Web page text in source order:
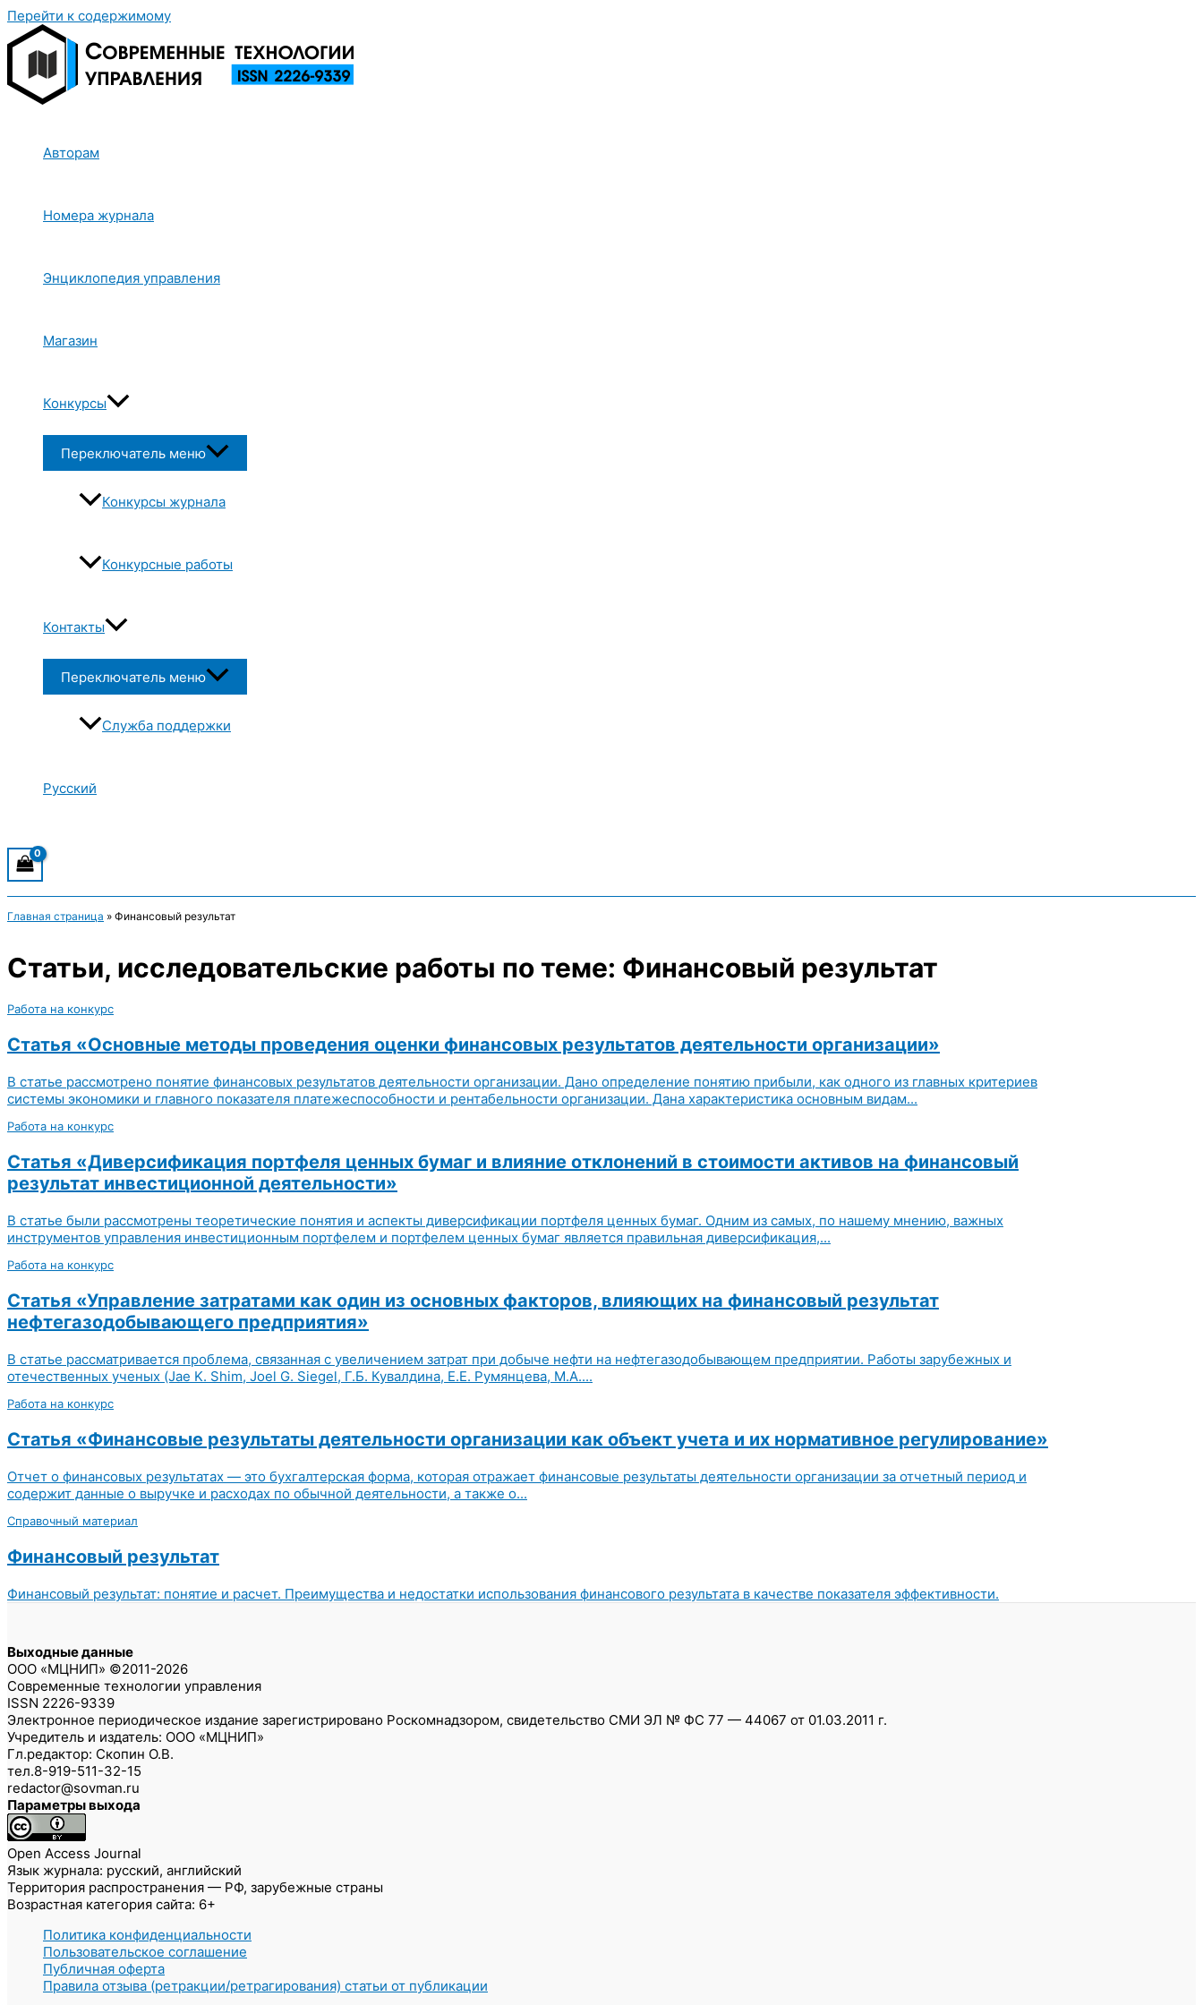
Перейти к содержимому
Авторам
Номера журнала
Энциклопедия управления
Магазин
Конкурсы
Переключатель меню
Конкурсы журнала
Конкурсные работы
Контакты
Переключатель меню
Служба поддержки
Русский
Главная страница » Финансовый результат
Статьи, исследовательские работы по теме: Финансовый результат
Работа на конкурс
Статья «Основные методы проведения оценки финансовых результатов деятельности организации»
В статье рассмотрено понятие финансовых результатов деятельности организации. Дано определение понятию прибыли, как одного из главных критериев
системы экономики и главного показателя платежеспособности и рентабельности организации. Дана характеристика основным видам...
Работа на конкурс
Статья «Диверсификация портфеля ценных бумаг и влияние отклонений в стоимости активов на финансовый
результат инвестиционной деятельности»
В статье были рассмотрены теоретические понятия и аспекты диверсификации портфеля ценных бумаг. Одним из самых, по нашему мнению, важных
инструментов управления инвестиционным портфелем и портфелем ценных бумаг является правильная диверсификация,...
Работа на конкурс
Статья «Управление затратами как один из основных факторов, влияющих на финансовый результат
нефтегазодобывающего предприятия»
В статье рассматривается проблема, связанная с увеличением затрат при добыче нефти на нефтегазодобывающем предприятии. Работы зарубежных и
отечественных ученых (Jae K. Shim, Joel G. Siegel, Г.Б. Кувалдина, Е.Е. Румянцева, М.А....
Работа на конкурс
Статья «Финансовые результаты деятельности организации как объект учета и их нормативное регулирование»
Отчет о финансовых результатах — это бухгалтерская форма, которая отражает финансовые результаты деятельности организации за отчетный период и
содержит данные о выручке и расходах по обычной деятельности, а также о...
Справочный материал
Финансовый результат
Финансовый результат: понятие и расчет. Преимущества и недостатки использования финансового результата в качестве показателя эффективности.
Выходные данные
ООО «МЦНИП» ©2011-2026
Современные технологии управления
ISSN 2226-9339
Электронное периодическое издание зарегистрировано Роскомнадзором, свидетельство СМИ ЭЛ № ФС 77 — 44067 от 01.03.2011 г.
Учредитель и издатель: ООО «МЦНИП»
Гл.редактор: Скопин О.В.
тел.8-919-511-32-15
redactor@sovman.ru
Параметры выхода
Open Access Journal
Язык журнала: русский, английский
Территория распространения — РФ, зарубежные страны
Возрастная категория сайта: 6+
Политика конфиденциальности
Пользовательское соглашение
Публичная оферта
Правила отзыва (ретракции/ретрагирования) статьи от публикации